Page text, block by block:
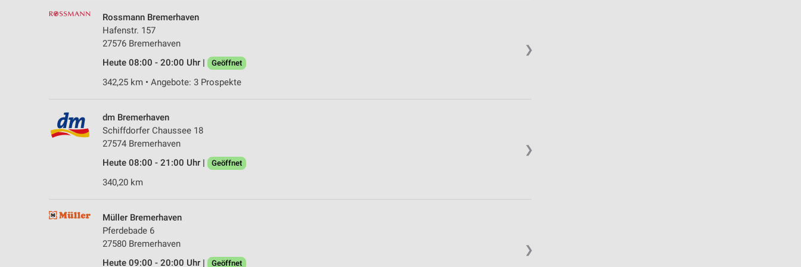
❯
Rossmann Bremerhaven
Hafenstr. 157
27576 Bremerhaven
Heute 08:00 - 20:00 Uhr |
Geöffnet
342,25 km • Angebote: 3 Prospekte
❯
dm Bremerhaven
Schiffdorfer Chaussee 18
27574 Bremerhaven
Heute 08:00 - 21:00 Uhr |
Geöffnet
340,20 km
❯
Müller Bremerhaven
Pferdebade 6
27580 Bremerhaven
Heute 09:00 - 20:00 Uhr |
Geöffnet